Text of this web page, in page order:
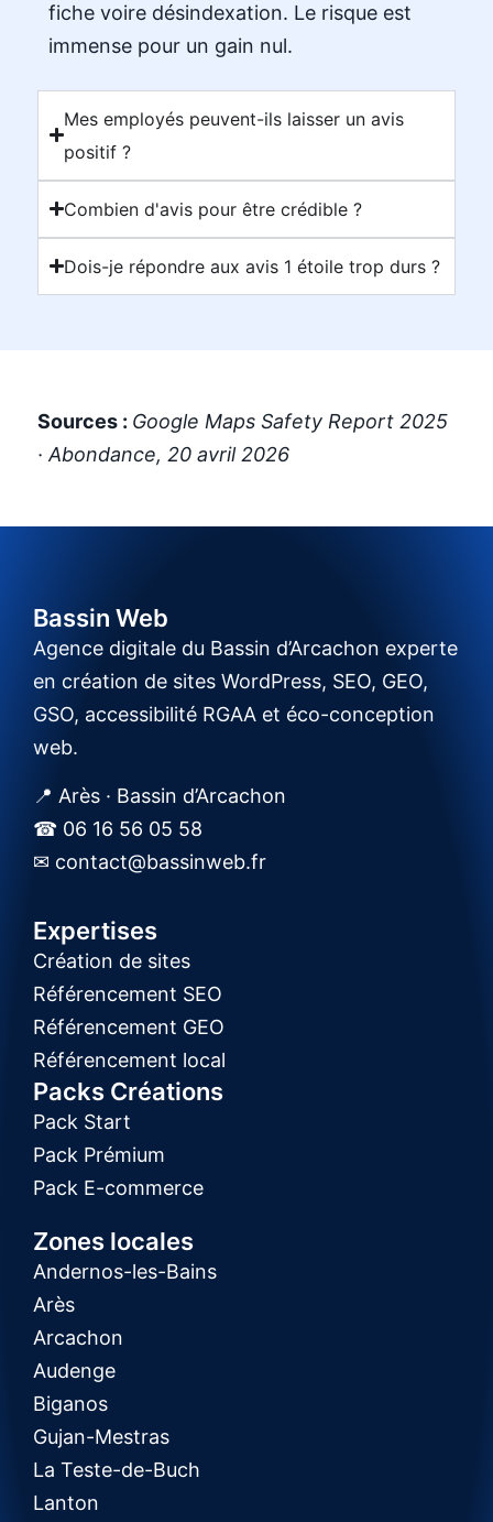
fiche voire désindexation. Le risque est
immense pour un gain nul.
Mes employés peuvent-ils laisser un avis
positif ?
Combien d'avis pour être crédible ?
Dois-je répondre aux avis 1 étoile trop durs ?
Sources : Google Maps Safety Report 2025
· Abondance, 20 avril 2026
Bassin Web
Agence digitale du Bassin d’Arcachon experte
en création de sites WordPress, SEO, GEO,
GSO, accessibilité RGAA et éco-conception
web.
📍 Arès · Bassin d’Arcachon
☎ 06 16 56 05 58
✉ contact@bassinweb.fr
Expertises
Création de sites
Référencement SEO
Référencement GEO
Référencement local
Packs Créations
Pack Start
Pack Prémium
Pack E-commerce
Zones locales
Andernos-les-Bains
Arès
Arcachon
Audenge
Biganos
Gujan-Mestras
La Teste-de-Buch
Lanton